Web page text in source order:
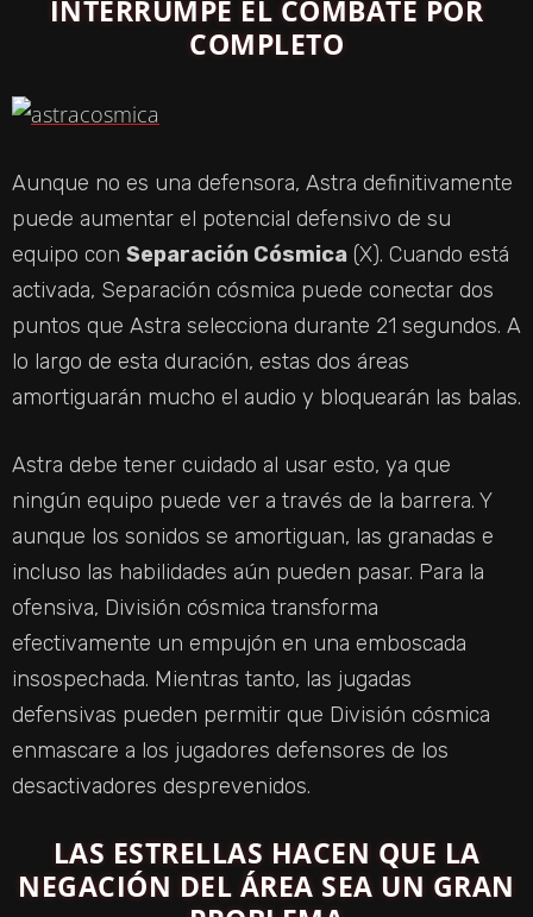
INTERRUMPE EL COMBATE POR
COMPLETO
Aunque no es una defensora, Astra definitivamente
puede aumentar el potencial defensivo de su
equipo con Separación Cósmica (X). Cuando está
activada, Separación cósmica puede conectar dos
puntos que Astra selecciona durante 21 segundos. A
lo largo de esta duración, estas dos áreas
amortiguarán mucho el audio y bloquearán las balas.
Astra debe tener cuidado al usar esto, ya que
ningún equipo puede ver a través de la barrera. Y
aunque los sonidos se amortiguan, las granadas e
incluso las habilidades aún pueden pasar. Para la
ofensiva, División cósmica transforma
efectivamente un empujón en una emboscada
insospechada. Mientras tanto, las jugadas
defensivas pueden permitir que División cósmica
enmascare a los jugadores defensores de los
desactivadores desprevenidos.
LAS ESTRELLAS HACEN QUE LA
NEGACIÓN DEL ÁREA SEA UN GRAN